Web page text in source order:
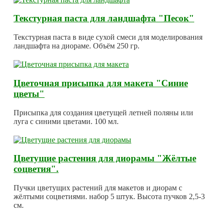
Текстурная паста для ландшафта "Песок"
Текстурная паста в виде сухой смеси для моделирования
ландшафта на диораме. Объём 250 гр.
Цветочная присыпка для макета "Синие
цветы"
Присыпка для создания цветущей летней поляны или
луга с синими цветами. 100 мл.
Цветущие растения для диорамы "Жёлтые
соцветия".
Пучки цветущих растений для макетов и диорам с
жёлтыми соцветиями. набор 5 штук. Высота пучков 2,5-3
см.